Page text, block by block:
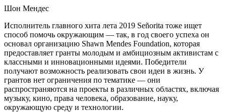
Шон Мендес
Исполнитель главного хита лета 2019 Señorita тоже ищет
способ помочь окружающим — так, в год своего успеха он
основал организацию Shawn Mendes Foundation, которая
предоставляет гранты молодым и амбициозным активистам с
классными и инновационными идеями. Победители
получают возможность реализовать свои идеи в жизнь. У
грантов нет ограничения по тематике — они
распространяются на проекты в различных областях, включая
музыку, кино, права человека, образование, науку,
окружающую среду и технологии.